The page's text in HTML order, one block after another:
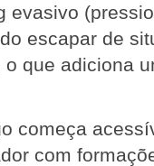
evasivo
escapar de
que adiciona
começa
com